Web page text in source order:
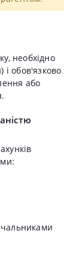
необхідно
і обов'язково
або